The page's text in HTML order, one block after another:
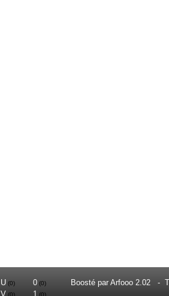
U(0)
V (0)
0(0)
1 (0)
Boosté par Arfooo 2.02-